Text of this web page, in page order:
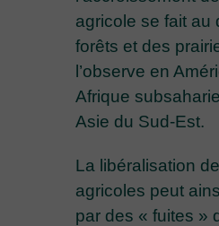
agricole se fait au
forêts et des
l’observe en
Afrique
Asie du Sud-Est.
La libéralisation
agricoles peut
par des « fuites »